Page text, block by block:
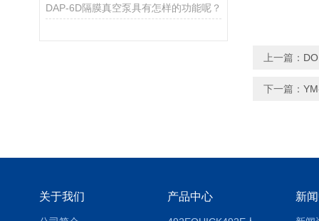
DAP-6D隔膜真空泵具有怎样的功能呢？
上一篇：
下一篇：
关于我们 产品中心 新